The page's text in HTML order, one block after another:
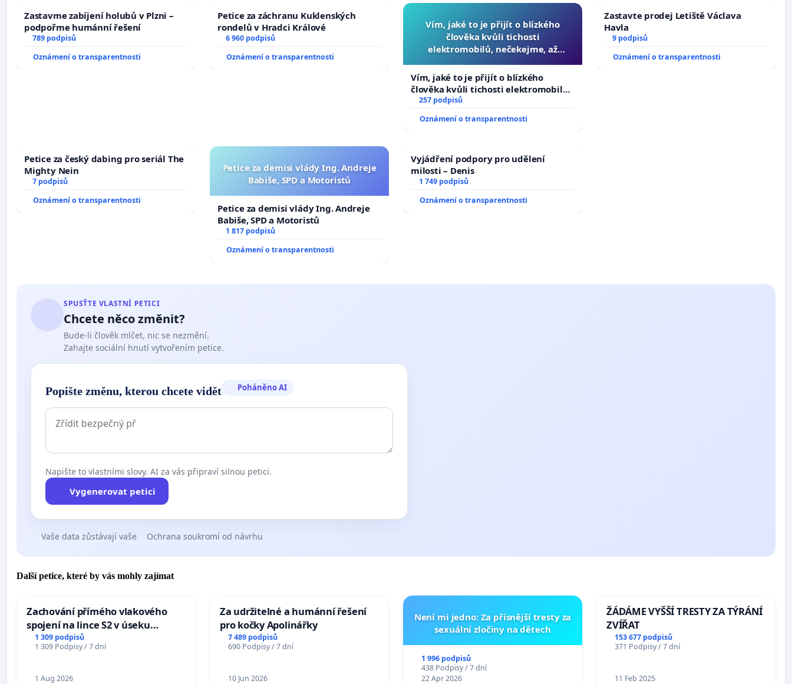
Zastavme zabíjení holubů v Plzni –
podpořme humánní řešení
789 podpisů
Oznámení o transparentnosti
Petice za záchranu Kuklenských
rondelů v Hradci Králové
6 960 podpisů
Oznámení o transparentnosti
Vím, jaké to je přijít o blízkého
člověka kvůli tichosti
elektromobilů, nečekejme, až
auta!
Vím, jaké to je přijít o blízkého
člověka kvůli tichosti elektromobilů,
nečekejme, až přibydou další,
zaveďme slyšitelná auta!
257 podpisů
Oznámení o transparentnosti
Zastavte prodej Letiště Václava
Havla
9 podpisů
Oznámení o transparentnosti
Petice za český dabing pro seriál The
Mighty Nein
7 podpisů
Oznámení o transparentnosti
Petice za demisi vlády Ing. Andreje
Babiše, SPD a Motoristů
Petice za demisi vlády Ing. Andreje
Babiše, SPD a Motoristů
1 817 podpisů
Oznámení o transparentnosti
Vyjádření podpory pro udělení
milosti – Denis
1 749 podpisů
Oznámení o transparentnosti
SPUSŤTE VLASTNÍ PETICI
Chcete něco změnit?
Bude-li člověk mlčet, nic se nezmění.
Zahajte sociální hnutí vytvořením petice.
Popište změnu, kterou chcete vidět Poháněno AI
Napište to vlastními slovy. AI za vás připraví silnou petici.
Vygenerovat petici
Vaše data zůstávají vaše Ochrana soukromí od návrhu
Další petice, které by vás mohly zajímat
Zachování přímého vlakového
spojení na lince S2 v úseku
Ostrava – Bohumín – Karviná –
Mosty u Jablunkova
1 309 podpisů
1 309 Podpisy / 7 dní
1 Aug 2026
Za udržitelné a humánní řešení
pro kočky Apolinářky
7 489 podpisů
690 Podpisy / 7 dní
10 Jun 2026
Není mi jedno: Za přísnější tresty za
sexuální zločiny na dětech
1 996 podpisů
438 Podpisy / 7 dní
22 Apr 2026
ŽÁDÁME VYŠŠÍ TRESTY ZA TÝRÁNÍ
ZVÍŘAT
153 677 podpisů
371 Podpisy / 7 dní
11 Feb 2025